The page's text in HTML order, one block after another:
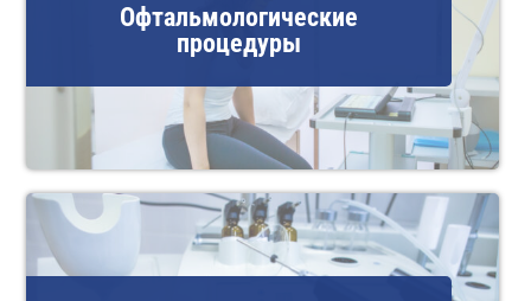
Офтальмологические
процедуры